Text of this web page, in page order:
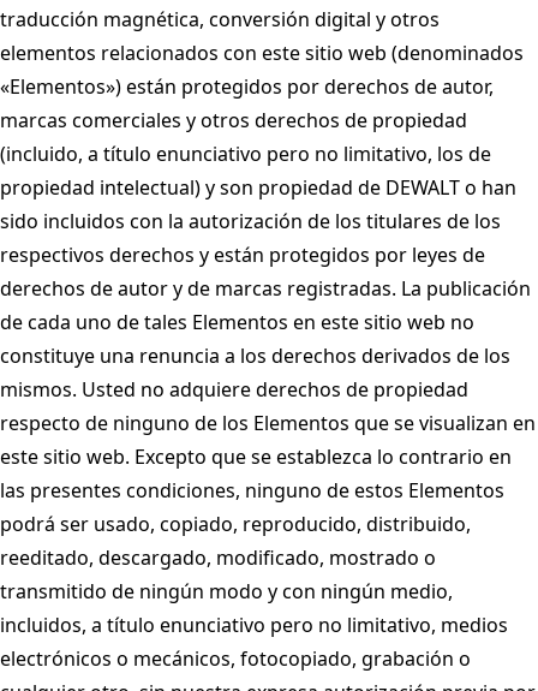
traducción magnética, conversión digital y otros
elementos relacionados con este sitio web (denominados
«Elementos») están protegidos por derechos de autor,
marcas comerciales y otros derechos de propiedad
(incluido, a título enunciativo pero no limitativo, los de
propiedad intelectual) y son propiedad de DEWALT o han
sido incluidos con la autorización de los titulares de los
respectivos derechos y están protegidos por leyes de
derechos de autor y de marcas registradas. La publicación
de cada uno de tales Elementos en este sitio web no
constituye una renuncia a los derechos derivados de los
mismos. Usted no adquiere derechos de propiedad
respecto de ninguno de los Elementos que se visualizan en
este sitio web. Excepto que se establezca lo contrario en
las presentes condiciones, ninguno de estos Elementos
podrá ser usado, copiado, reproducido, distribuido,
reeditado, descargado, modificado, mostrado o
transmitido de ningún modo y con ningún medio,
incluidos, a título enunciativo pero no limitativo, medios
electrónicos o mecánicos, fotocopiado, grabación o